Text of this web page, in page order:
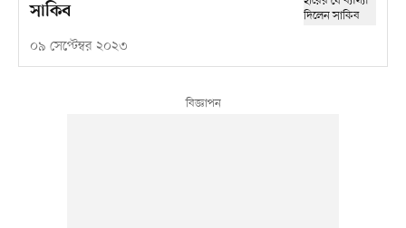
সাকিব
০৯ সেপ্টেম্বর ২০২৩